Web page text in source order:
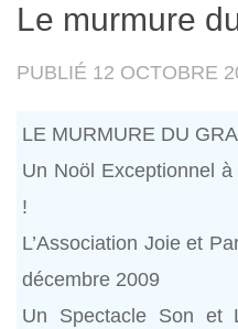
Le murmure
PUBLIÉ 12 OCTOBRE
LE MURMURE DU
Un Noöl Exceptionnel
!
L’Association Joie et
décembre 2009
Un Spectacle Son et